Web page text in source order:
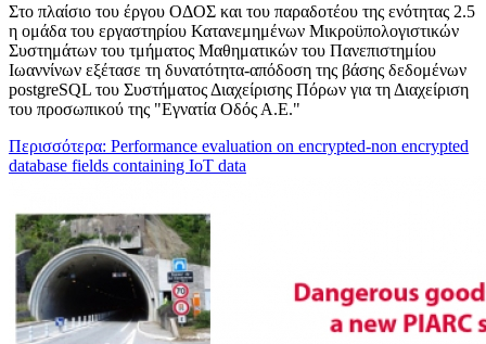
Στο πλαίσιο του έργου ΟΔΟΣ και του παραδοτέου της ενότητας 2.5
η ομάδα του εργαστηρίου Κατανεμημένων Μικροϋπολογιστικών
Συστημάτων του τμήματος Μαθηματικών του Πανεπιστημίου
Ιωαννίνων εξέτασε τη δυνατότητα-απόδοση της βάσης δεδομένων
postgreSQL του Συστήματος Διαχείρισης Πόρων για τη Διαχείριση
του προσωπικού της "Εγνατία Οδός Α.Ε."
Περισσότερα: Performance evaluation on encrypted-non encrypted
database fields containing IoT data